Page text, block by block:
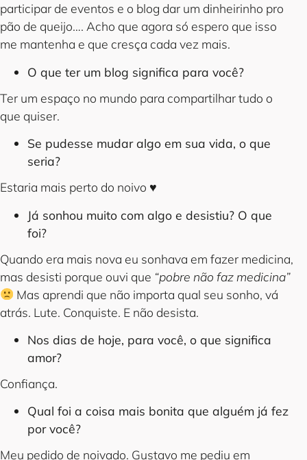
participar de eventos e o blog dar um dinheirinho pro
pão de queijo…. Acho que agora só espero que isso
me mantenha e que cresça cada vez mais.
O que ter um blog significa para você?
Ter um espaço no mundo para compartilhar tudo o
que quiser.
Se pudesse mudar algo em sua vida, o que
seria?
Estaria mais perto do noivo ♥
Já sonhou muito com algo e desistiu? O que
foi?
Quando era mais nova eu sonhava em fazer medicina,
mas desisti porque ouvi que “pobre não faz medicina”
Mas aprendi que não importa qual seu sonho, vá
atrás. Lute. Conquiste. E não desista.
Nos dias de hoje, para você, o que significa
amor?
Confiança.
Qual foi a coisa mais bonita que alguém já fez
por você?
Meu pedido de noivado. Gustavo me pediu em